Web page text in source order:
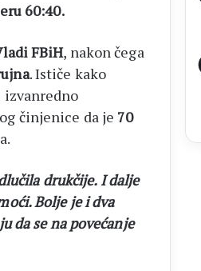
60:40.
FBiH, nakon čega
. Ističe kako
izvanredno
činjenice da je 70
drukčije. I dalje
Bolje je i dva
da se na povećanje